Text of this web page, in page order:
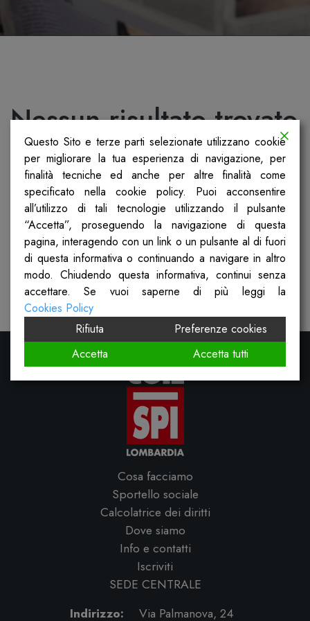
Nessun risultato trovato
Non siamo riusciti a trovare quello che stai
cercando. Forse la ricerca ti può aiutare.
Cosa facciamo
Sportello sociale
Calcolatrice dei diritti
Dove siamo
Info e contatti
Iscriviti
SEDE CENTRALE
Indirizzo:
Via Palmanova, 24
Questo Sito e terze parti selezionate utilizzano cookie
per migliorare la tua esperienza di navigazione, per
finalità tecniche ed anche per altre finalità come
specificato nella cookie policy. Puoi acconsentire
all’utilizzo di tali tecnologie utilizzando il pulsante
“Accetta”, proseguendo la navigazione di questa
pagina, interagendo con un link o un pulsante al di fuori
di questa informativa o continuando a navigare in altro
modo. Chiudendo questa informativa, continui senza
accettare. Se vuoi saperne di più leggi la
Cookies Policy
Rifiuta
Preferenze cookies
Accetta
Accetta tutti